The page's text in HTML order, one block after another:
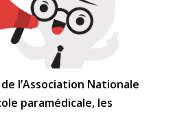
l’Association Nationale
paramédicale, les